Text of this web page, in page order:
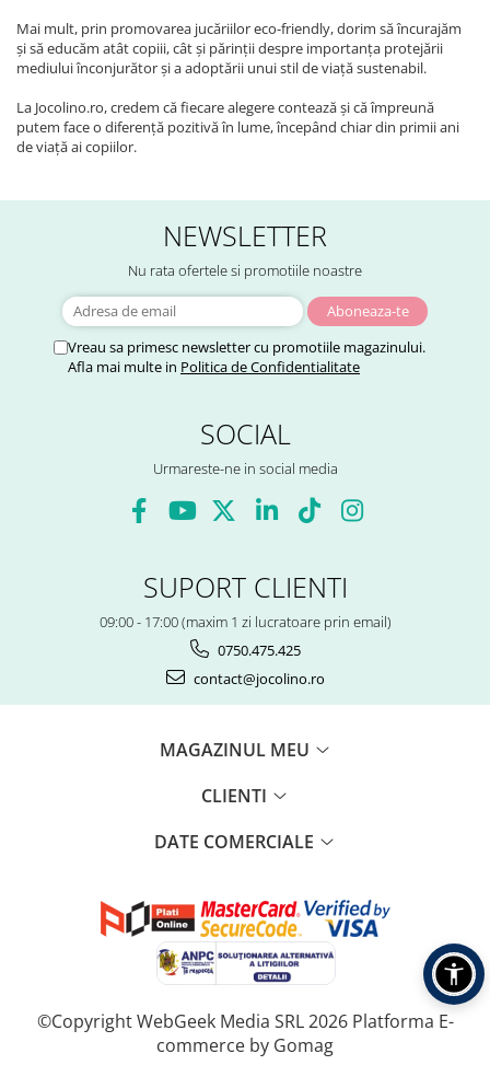
Mai mult, prin promovarea jucăriilor eco-friendly, dorim să încurajăm
și să educăm atât copiii, cât și părinții despre importanța protejării
mediului înconjurător și a adoptării unui stil de viață sustenabil.
La Jocolino.ro, credem că fiecare alegere contează și că împreună
putem face o diferență pozitivă în lume, începând chiar din primii ani
de viață ai copiilor.
NEWSLETTER
Nu rata ofertele si promotiile noastre
Vreau sa primesc newsletter cu promotiile magazinului.
Afla mai multe in Politica de Confidentialitate
SOCIAL
Urmareste-ne in social media
SUPORT CLIENTI
09:00 - 17:00 (maxim 1 zi lucratoare prin email)
0750.475.425
contact@jocolino.ro
MAGAZINUL MEU
CLIENTI
DATE COMERCIALE
©Copyright WebGeek Media SRL 2026 Platforma E-
commerce by Gomag